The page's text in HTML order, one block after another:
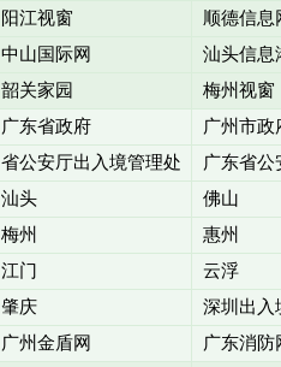
阳江视窗
顺德信息
中山国际网
汕头信息
韶关家园
梅州视窗
广东省政府
广州市政
省公安厅出入境管理处
广东省公
汕头
佛山
梅州
惠州
江门
云浮
肇庆
深圳出入
广州金盾网
广东消防